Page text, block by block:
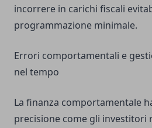
incorrere in carichi fiscali
programmazione minimale.
Errori comportamentali e
nel tempo
La finanza comportamentale
precisione come gli investitori